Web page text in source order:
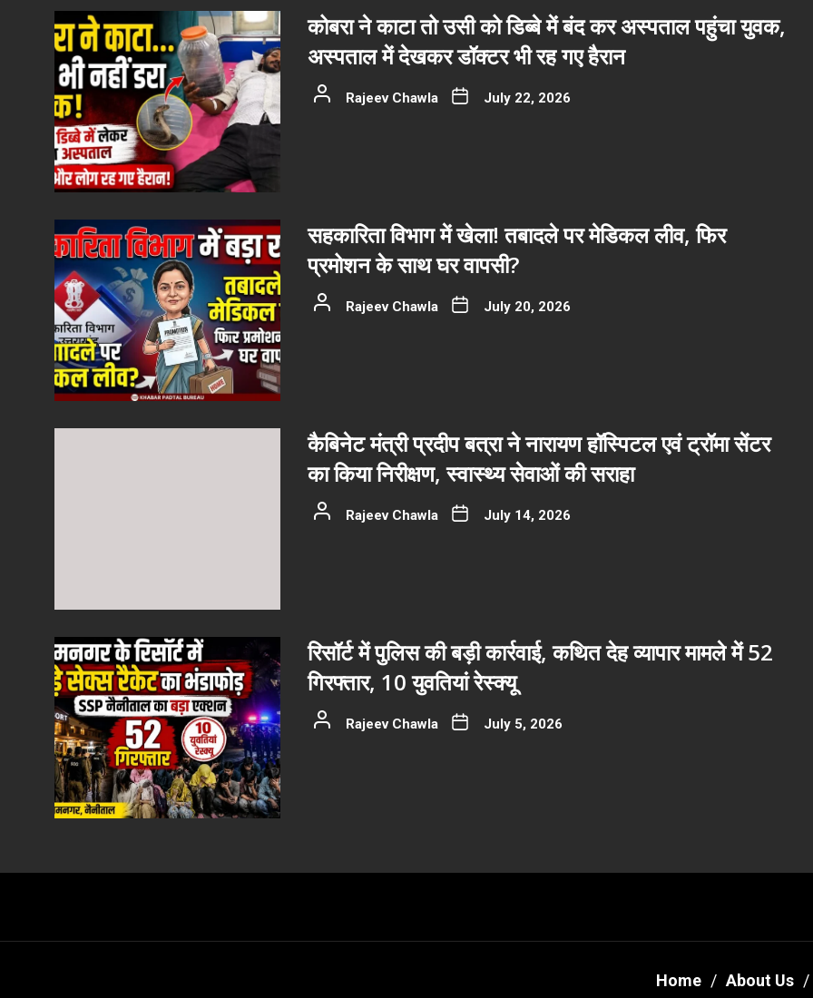
कोबरा ने काटा तो उसी को डिब्बे में बंद कर अस्पताल पहुंचा युवक,
अस्पताल में देखकर डॉक्टर भी रह गए हैरान
Rajeev Chawla July 22, 2026
सहकारिता विभाग में खेला! तबादले पर मेडिकल लीव, फिर
प्रमोशन के साथ घर वापसी?
Rajeev Chawla July 20, 2026
कैबिनेट मंत्री प्रदीप बत्रा ने नारायण हॉस्पिटल एवं ट्रॉमा सेंटर
का किया निरीक्षण, स्वास्थ्य सेवाओं की सराहा
Rajeev Chawla July 14, 2026
रिसॉर्ट में पुलिस की बड़ी कार्रवाई, कथित देह व्यापार मामले में 52
गिरफ्तार, 10 युवतियां रेस्क्यू
Rajeev Chawla July 5, 2026
Home About Us